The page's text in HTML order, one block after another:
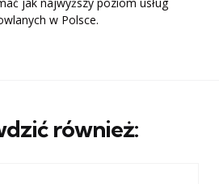
w Polsce.
również: